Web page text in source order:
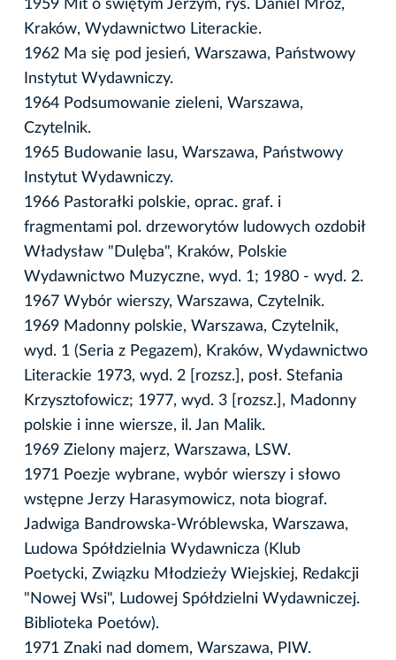
1959 Mit o świętym Jerzym, rys. Daniel Mróz,
Kraków, Wydawnictwo Literackie.
1962 Ma się pod jesień, Warszawa, Państwowy
Instytut Wydawniczy.
1964 Podsumowanie zieleni, Warszawa,
Czytelnik.
1965 Budowanie lasu, Warszawa, Państwowy
Instytut Wydawniczy.
1966 Pastorałki polskie, oprac. graf. i
fragmentami pol. drzeworytów ludowych ozdobił
Władysław "Dulęba", Kraków, Polskie
Wydawnictwo Muzyczne, wyd. 1; 1980 - wyd. 2.
1967 Wybór wierszy, Warszawa, Czytelnik.
1969 Madonny polskie, Warszawa, Czytelnik,
wyd. 1 (Seria z Pegazem), Kraków, Wydawnictwo
Literackie 1973, wyd. 2 [rozsz.], posł. Stefania
Krzysztofowicz; 1977, wyd. 3 [rozsz.], Madonny
polskie i inne wiersze, il. Jan Malik.
1969 Zielony majerz, Warszawa, LSW.
1971 Poezje wybrane, wybór wierszy i słowo
wstępne Jerzy Harasymowicz, nota biograf.
Jadwiga Bandrowska-Wróblewska, Warszawa,
Ludowa Spółdzielnia Wydawnicza (Klub
Poetycki, Związku Młodzieży Wiejskiej, Redakcji
"Nowej Wsi", Ludowej Spółdzielni Wydawniczej.
Biblioteka Poetów).
1971 Znaki nad domem, Warszawa, PIW.